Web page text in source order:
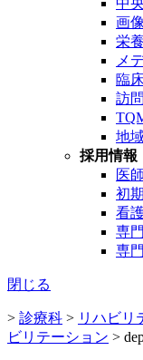
画
栄
メ
臨
訪
地
採用情報
医師
初
看
専
専
閉じる
> 診療科 > リハビリ
ビリテーション >